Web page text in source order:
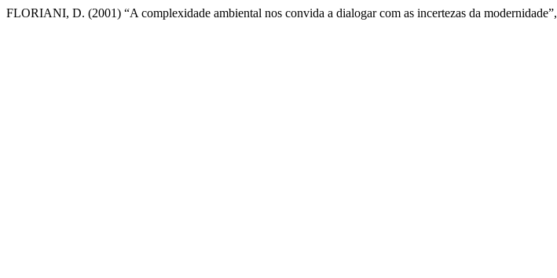
FLORIANI, D. (2001) “A complexidade ambiental nos convida a dialogar com as incertezas da modernidade”,